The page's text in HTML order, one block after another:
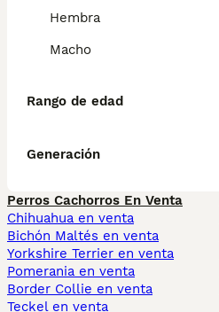
Hembra
Macho
Rango de edad
Generación
Perros Cachorros En Venta
Chihuahua en venta
Bichón Maltés en venta
Yorkshire Terrier en venta
Pomerania en venta
Border Collie en venta
Teckel en venta